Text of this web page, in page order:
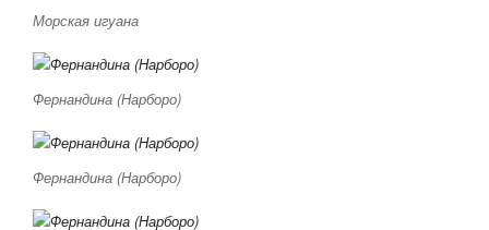
Морская игуана
Фернандина (Нарборо)
Фернандина (Нарборо)